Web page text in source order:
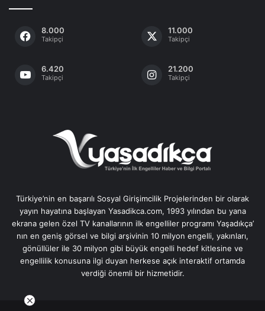
8.000
Takipçi
11.000
Takipçi
6.420
Takipçi
21.200
Takipçi
Türkiye’nin en başarılı Sosyal Girişimcilik Projelerinden bir olarak
yayın hayatına başlayan Yasadikca.com, 1993 yılından bu yana
ekrana gelen özel TV kanallarının ilk engelliler programı Yaşadıkça’
nın en geniş görsel ve bilgi arşivinin 10 milyon engelli, yakınları,
gönüllüler ile 30 milyon gibi büyük engelli hedef kitlesine ve
engellilik konusuna ilgi duyan herkese açık interaktif ortamda
verdiği önemli bir hizmetidir.